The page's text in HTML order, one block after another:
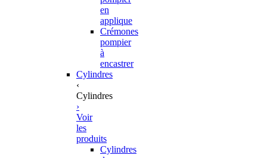
en
applique
Crémones
pompier
à
encastrer
Cylindres
‹
Cylindres
›
Voir
les
produits
Cylindres